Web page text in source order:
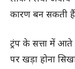
कारण बन सकती
ट्रंप के सत्ता में
पर खड़ा होना